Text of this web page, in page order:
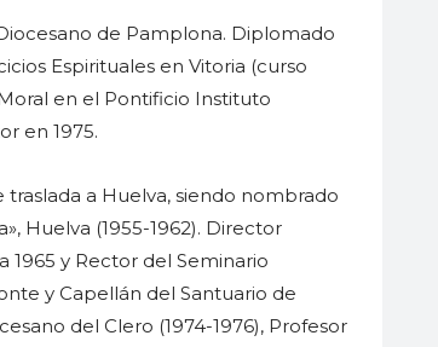
de Pamplona. Diplomado
Espirituales en Vitoria (curso
en el Pontificio Instituto
en 1975.
traslada a Huelva, siendo nombrado
Huelva (1955-1962). Director
1965 y Rector del Seminario
y Capellán del Santuario de
del Clero (1974-1976), Profesor